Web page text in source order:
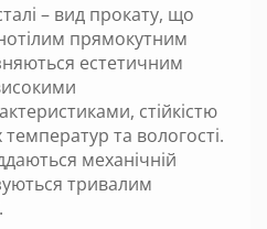
– вид прокату, що
прямокутним
естетичним
стійкістю
та вологості.
механічній
тривалим